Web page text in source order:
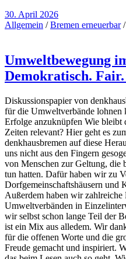
30. April 2026
Allgemein /Bremen erneuerbar/
Umweltbewegung
Demokratisch.
Diskussionspapier von
für die Umweltverbände lohnen
Erfolge anzuknüpfen Wie bleibt
Zeiten relevant? Hier geht es
denkhausbremen auf diese
uns nicht aus den Fingern
von Menschen zur Geltung, die
tun hatten. Dafür haben wir zu
Dorfgemeinschaftshäusern und
Außerdem haben wir zahlreiche
Umweltverbänden in
wir selbst schon lange Teil der
ist ein Mix aus alledem. Wir
für die offenen Worte und die
Freude gemacht und inspiriert.